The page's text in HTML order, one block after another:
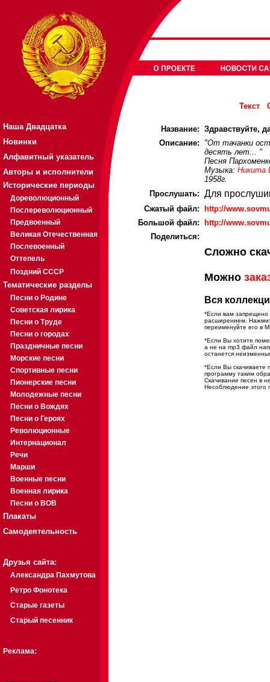
Наша Двадцатка
Новинки
Алфавитный указатель
Авторы и исполнители
Исторические периоды
Дореволюционный
Послереволюционный
Предвоенный
Великая Отечественная
Послевоенный
Оттепель
Поздний СССР
Тематические разделы
Песни о Родине
Советская лирика
Песни о Труде
Песни о городах
Праздничные песни
Морские песни
Спортивные песни
Пионерские песни
Молодежные песни
Песни о Вождях
Песни о Героях
Революционные
Интернационал
Речи
Марши
Военные песни
Военная лирика
Песни о ВОВ
Плакаты
Самодеятельность
Друзья сайта:
Александра Пахмутова
Ретро Фонотека
Старые газеты
Старый песенник
Реклама:
Текст
Название: Здравствуйте,
Описание:
"От тачанки
десять лет... "
Песня
Музыка: Никита
1958г.
Прослушать: Для
Cжатый файл:
http://
Большой файл:
http://
Поделиться:
Сложно
Можно
Вся
*Если вам запрещено
расширением.
переименуйте его в
*Если Вы хотите
а не на mp3 файл
останется
*Если Вы скачиваете
программу таким
Скачивание песен в
Несоблюдение этого